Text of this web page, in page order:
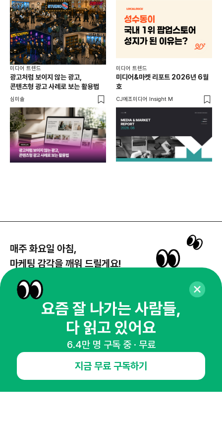
미디어 트렌드
광고처럼 보이지 않는 광고,
콘텐츠형 광고 사례로 보는 활용법
심미솔
미디어 트렌드
미디어&마켓 리포트 2026년 6월
호
CJ메조미디어 Insight M
매주 화요일 아침,
마케팅 감각을 깨워 드릴게요!
뉴스레터 구독하기
오픈애즈란
요즘 잘 나가는 사람들,
다 읽고 있어요
6.4만 명 구독 중 · 무료
지금 무료 구독하기